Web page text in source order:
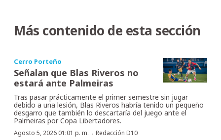
Más contenido de esta sección
Cerro Porteño
Señalan que Blas Riveros no
estará ante Palmeiras
Tras pasar prácticamente el primer semestre sin jugar
debido a una lesión, Blas Riveros habría tenido un pequeño
desgarro que también lo descartaría del juego ante el
Palmeiras por Copa Libertadores.
Agosto 5, 2026 01:01 p. m. · Redacción D10